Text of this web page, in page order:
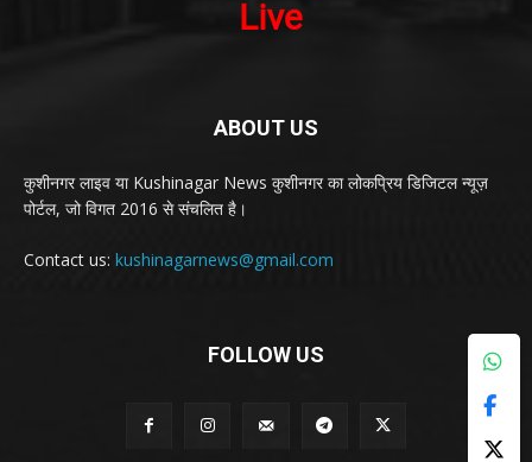
ABOUT US
कुशीनगर लाइव या Kushinagar News कुशीनगर का लोकप्रिय डिजिटल न्यूज़
पोर्टल, जो विगत 2016 से संचलित है।
Contact us: kushinagarnews@gmail.com
FOLLOW US